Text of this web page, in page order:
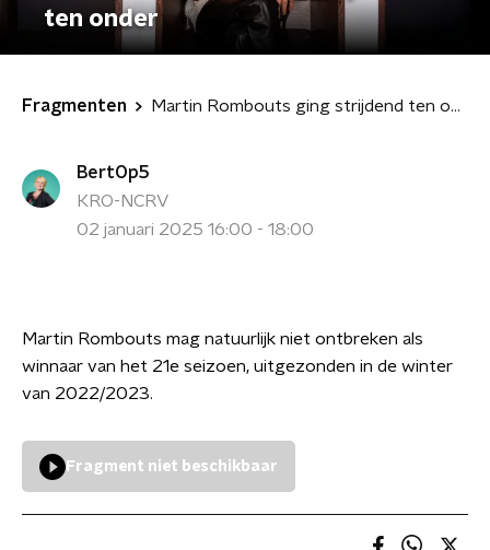
ten onder
Fragmenten Martin Rombouts ging strijdend ten onder
BertOp5
KRO-NCRV
02 januari 2025 16:00 - 18:00
Martin Rombouts mag natuurlijk niet ontbreken als
winnaar van het 21e seizoen, uitgezonden in de winter
van 2022/2023.
Fragment niet beschikbaar